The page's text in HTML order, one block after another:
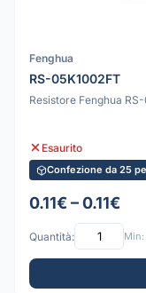
Fenghua
RS-05K1002FT
Resistore Fenghua
Esaurito
Confezione da 25
0.11€ – 0.11€
Quantità: Min: